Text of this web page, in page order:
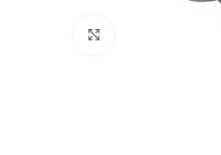
Πατήστε για